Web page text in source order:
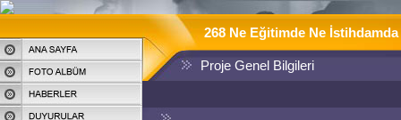
268 Ne Eğitimde Ne
Proje Genel Bilgileri